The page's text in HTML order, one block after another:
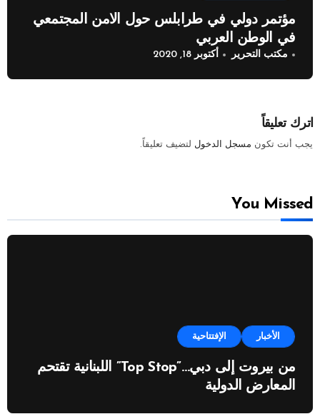
مؤتمر دولي في طرابلس حول الامن المجتمعي
في الوطن العربي
مكتب التحرير أكتوبر 18, 2020
اترك تعليقاً
يجب أنت تكون مسجل الدخول لتضيف تعليقاً.
You Missed
الأخبار الإفتتاحية
من بيروت إلى دبي…”Top Stop” اللبنانية تقتحم
المعارض الدولية